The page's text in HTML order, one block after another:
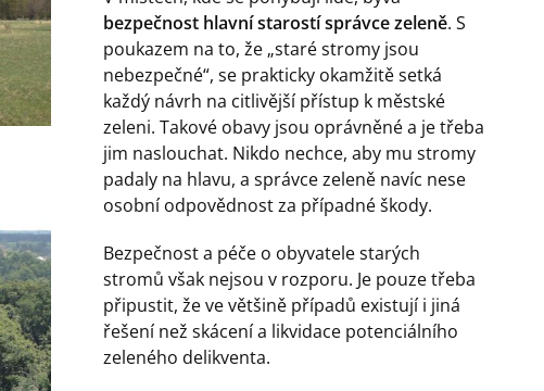
bezpečnost hlavní starostí správce zeleně. S
poukazem na to, že „staré stromy jsou
nebezpečné“, se prakticky okamžitě setká
každý návrh na citlivější přístup k městské
zeleni. Takové obavy jsou oprávněné a je třeba
jim naslouchat. Nikdo nechce, aby mu stromy
padaly na hlavu, a správce zeleně navíc nese
osobní odpovědnost za případné škody.
Bezpečnost a péče o obyvatele starých
stromů však nejsou v rozporu. Je pouze třeba
připustit, že ve většině případů existují i jiná
řešení než skácení a likvidace potenciálního
zeleného delikventa.